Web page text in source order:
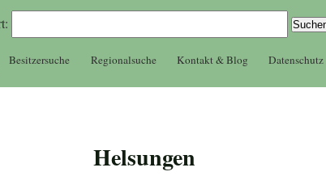
Besitzersuche Regionalsuche Kontakt & Blog Datenschutz
Helsungen